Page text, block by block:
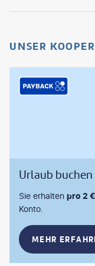
UNSER
Urlaub
Sie erhalten pro 2
Konto.
MEHR